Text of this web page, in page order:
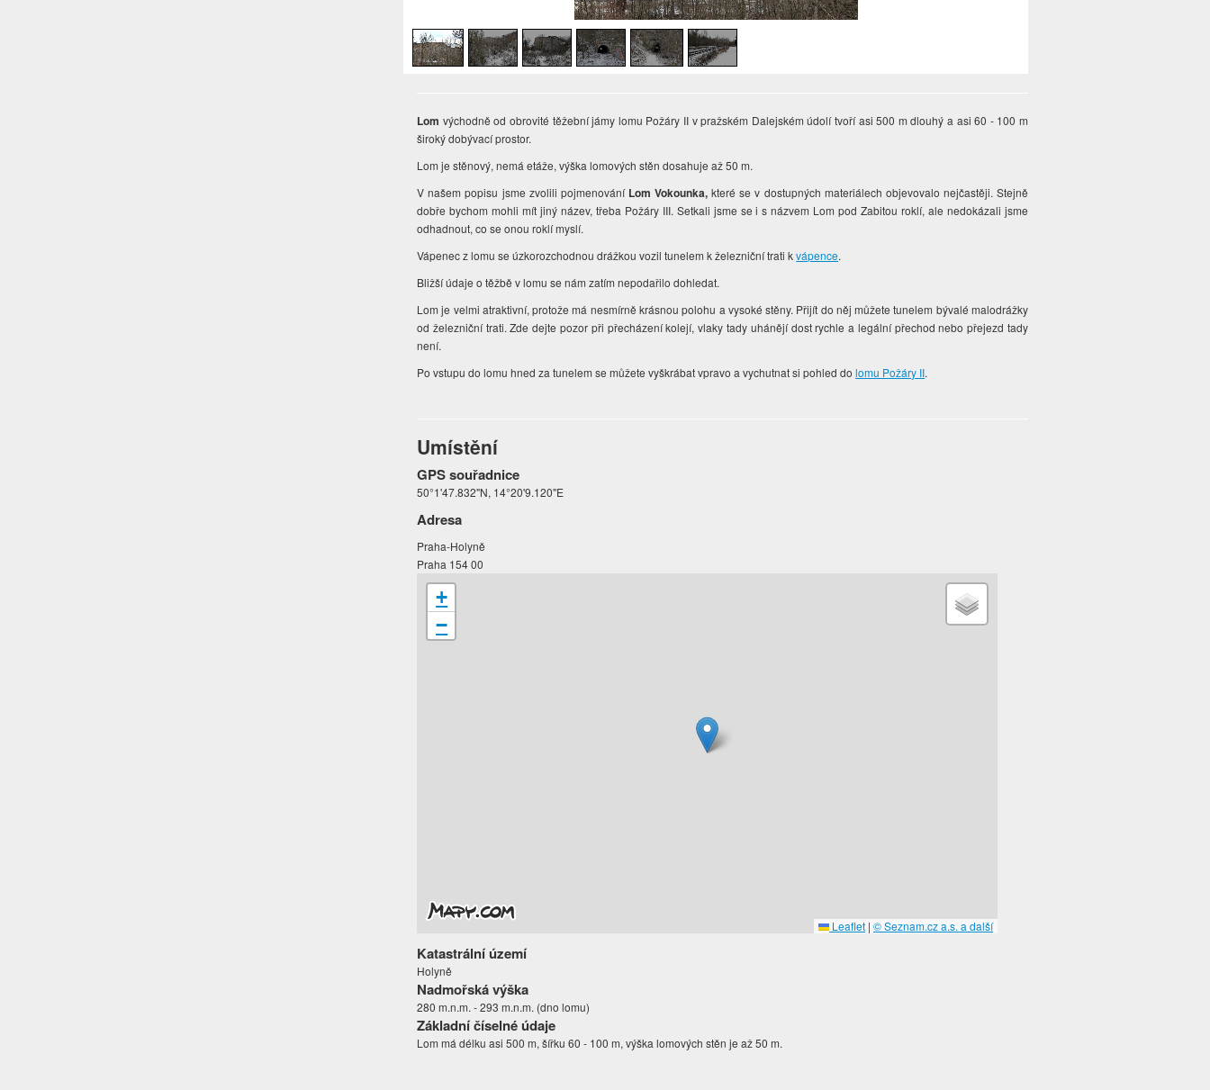
Lom východně od obrovité těžební jámy lomu Požáry II v pražském Dalejském údolí tvoří asi 500 m dlouhý a asi 60 - 100 m
široký dobývací prostor.
Lom je stěnový, nemá etáže, výška lomových stěn dosahuje až 50 m.
V našem popisu jsme zvolili pojmenování Lom Vokounka,které se v dostupných materiálech objevovalo nejčastěji. Stejně
dobře bychom mohli mít jiný název, třeba Požáry III. Setkali jsme se i s názvem Lom pod Zabitou roklí, ale nedokázali jsme
odhadnout, co se onou roklí myslí.
Vápenec z lomu se úzkorozchodnou drážkou vozil tunelem k železniční trati kvápence.
Bližší údaje o těžbě v lomu se nám zatím nepodařilo dohledat.
Lom je velmi atraktivní, protože má nesmírně krásnou polohu a vysoké stěny. Přijít do něj můžete tunelem bývalé malodrážky
od železniční trati. Zde dejte pozor při přecházení kolejí, vlaky tady uhánějí dost rychle a legální přechod nebo přejezd tady
není.
Po vstupu do lomu hned za tunelem se můžete vyškrábat vpravo a vychutnat si pohled dolomu Požáry II.
Umístění
GPS souřadnice
50°1'47.832"N, 14°20'9.120"E
Adresa
Praha-Holyně
Praha 154 00
+
−
Leaflet | © Seznam.cz a.s. a další
Katastrální území
Holyně
Nadmořská výška
280 m.n.m. - 293 m.n.m. (dno lomu)
Základní číselné údaje
Lom má délku asi 500 m, šířku 60 - 100 m, výška lomových stěn je až 50 m.